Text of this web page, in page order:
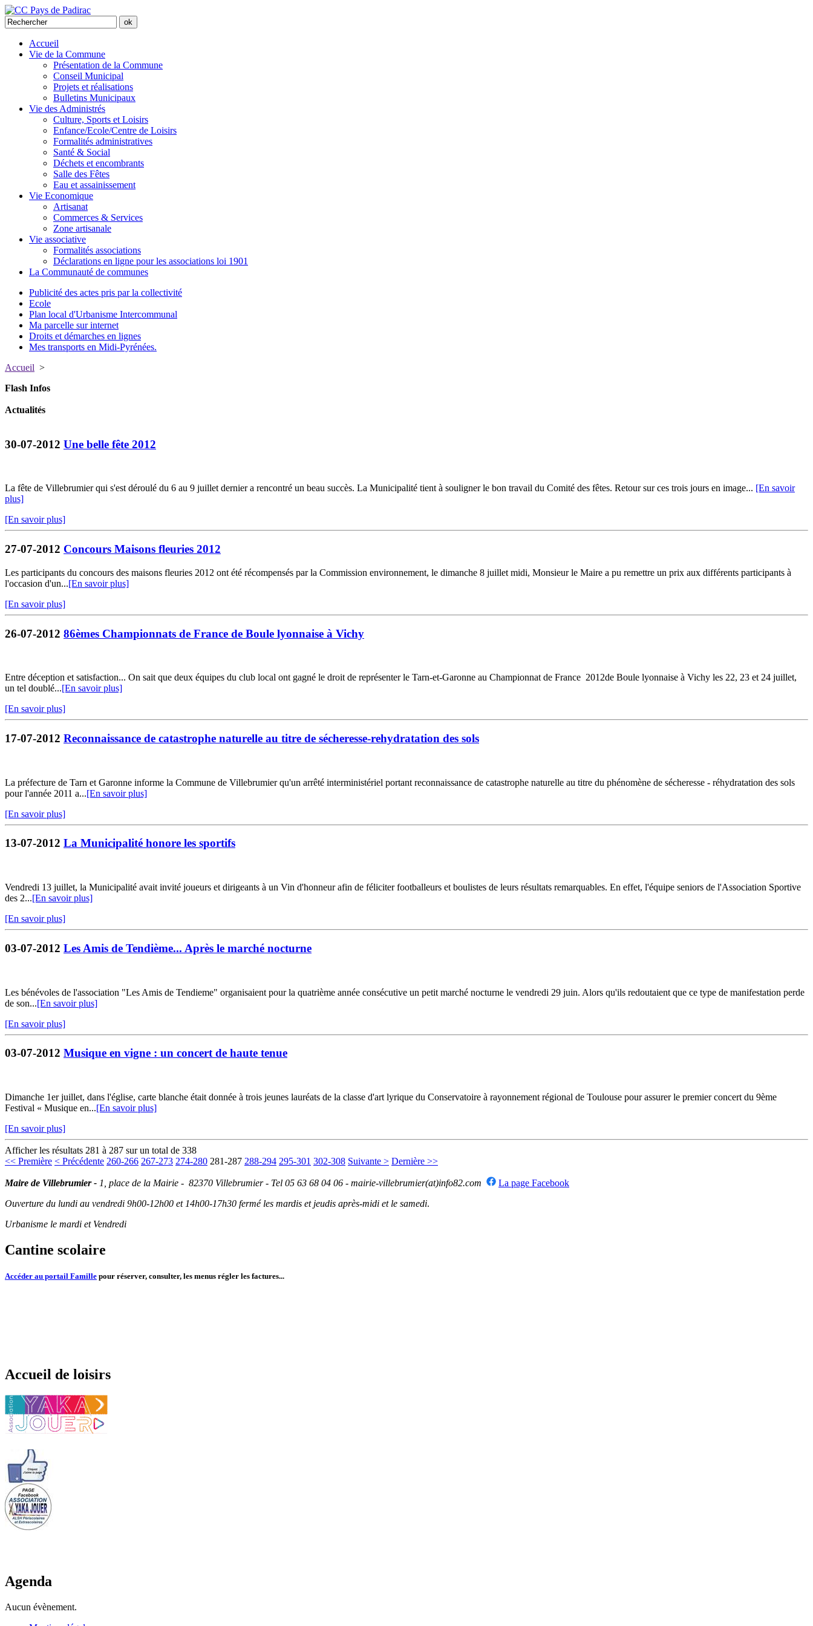
Accueil
Vie de la Commune
Présentation de la Commune
Conseil Municipal
Projets et réalisations
Bulletins Municipaux
Vie des Administrés
Culture, Sports et Loisirs
Enfance/Ecole/Centre de Loisirs
Formalités administratives
Santé & Social
Déchets et encombrants
Salle des Fêtes
Eau et assainissement
Vie Economique
Artisanat
Commerces & Services
Zone artisanale
Vie associative
Formalités associations
Déclarations en ligne pour les associations loi 1901
La Communauté de communes
Publicité des actes pris par la collectivité
Ecole
Plan local d'Urbanisme Intercommunal
Ma parcelle sur internet
Droits et démarches en lignes
Mes transports en Midi-Pyrénées.
Accueil >
Flash Infos
Actualités
30-07-2012 Une belle fête 2012
La fête de Villebrumier qui s'est déroulé du 6 au 9 juillet dernier a rencontré un beau succès. La Municipalité tient à souligner le bon travail du Comité des fêtes. Retour sur ces trois jours en image... [En savoir
plus]
[En savoir plus]
27-07-2012 Concours Maisons fleuries 2012
Les participants du concours des maisons fleuries 2012 ont été récompensés par la Commission environnement, le dimanche 8 juillet midi, Monsieur le Maire a pu remettre un prix aux différents participants à
l'occasion d'un...[En savoir plus]
[En savoir plus]
26-07-2012 86èmes Championnats de France de Boule lyonnaise à Vichy
Entre déception et satisfaction... On sait que deux équipes du club local ont gagné le droit de représenter le Tarn-et-Garonne au Championnat de France 2012de Boule lyonnaise à Vichy les 22, 23 et 24 juillet,
un tel doublé...[En savoir plus]
[En savoir plus]
17-07-2012 Reconnaissance de catastrophe naturelle au titre de sécheresse-rehydratation des sols
La préfecture de Tarn et Garonne informe la Commune de Villebrumier qu'un arrêté interministériel portant reconnaissance de catastrophe naturelle au titre du phénomène de sécheresse - réhydratation des sols
pour l'année 2011 a...[En savoir plus]
[En savoir plus]
13-07-2012 La Municipalité honore les sportifs
Vendredi 13 juillet, la Municipalité avait invité joueurs et dirigeants à un Vin d'honneur afin de féliciter footballeurs et boulistes de leurs résultats remarquables. En effet, l'équipe seniors de l'Association Sportive
des 2...[En savoir plus]
[En savoir plus]
03-07-2012 Les Amis de Tendième... Après le marché nocturne
Les bénévoles de l'association "Les Amis de Tendieme" organisaient pour la quatrième année consécutive un petit marché nocturne le vendredi 29 juin. Alors qu'ils redoutaient que ce type de manifestation perde
de son...[En savoir plus]
[En savoir plus]
03-07-2012 Musique en vigne : un concert de haute tenue
Dimanche 1er juillet, dans l'église, carte blanche était donnée à trois jeunes lauréats de la classe d'art lyrique du Conservatoire à rayonnement régional de Toulouse pour assurer le premier concert du 9ème
Festival « Musique en...[En savoir plus]
[En savoir plus]
Afficher les résultats 281 à 287 sur un total de 338
<< Première < Précédente 260-266 267-273 274-280 281-287 288-294 295-301 302-308 Suivante > Dernière >>
Maire de Villebrumier - 1, place de la Mairie - 82370 Villebrumier - Tel 05 63 68 04 06 - mairie-villebrumier(at)info82.com
La page Facebook
Ouverture du lundi au vendredi 9h00-12h00 et 14h00-17h30 fermé les mardis et jeudis après-midi et le samedi.
Urbanisme le mardi et Vendredi
Cantine scolaire
Accéder au portail Famille pour réserver, consulter, les menus régler les factures...
Accueil de loisirs
Agenda
Aucun évènement.